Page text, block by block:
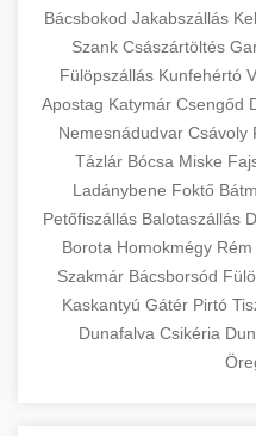
Bácsbokod Jakabszállás
Szank Császártöltés
Fülöpszállás Kunfehértó
Apostag Katymár Csengőd
Nemesnádudvar Csávoly
Tázlár Bócsa Miske
Ladánybene Foktő
Petőfiszállás Balotaszállás
Borota Homokmégy Rém
Szakmár Bácsborsód
Kaskantyú Gátér Pirtó
Dunafalva Csikéria